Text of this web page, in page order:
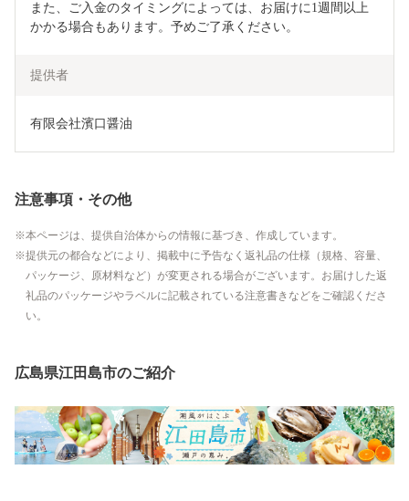
また、ご入金のタイミングによっては、お届けに1週間以上
かかる場合もあります。予めご了承ください。
提供者
有限会社濱口醤油
注意事項・その他
本ページは、提供自治体からの情報に基づき、作成しています。
提供元の都合などにより、掲載中に予告なく返礼品の仕様（規格、容量、
パッケージ、原材料など）が変更される場合がございます。お届けした返
礼品のパッケージやラベルに記載されている注意書きなどをご確認くださ
い。
広島県江田島市のご紹介